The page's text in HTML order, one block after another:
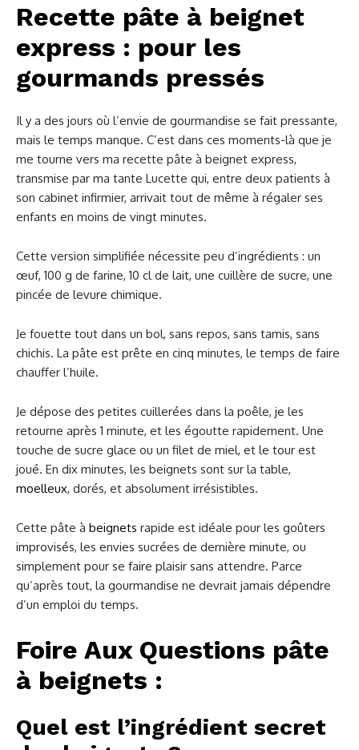
Recette pâte à beignet
express : pour les
gourmands pressés
Il y a des jours où l’envie de gourmandise se fait pressante,
mais le temps manque. C’est dans ces moments-là que je
me tourne vers ma recette pâte à beignet express,
transmise par ma tante Lucette qui, entre deux patients à
son cabinet infirmier, arrivait tout de même à régaler ses
enfants en moins de vingt minutes.
Cette version simplifiée nécessite peu d’ingrédients : un
œuf, 100 g de farine, 10 cl de lait, une cuillère de sucre, une
pincée de levure chimique.
Je fouette tout dans un bol, sans repos, sans tamis, sans
chichis. La pâte est prête en cinq minutes, le temps de faire
chauffer l’huile.
Je dépose des petites cuillerées dans la poêle, je les
retourne après 1 minute, et les égoutte rapidement. Une
touche de sucre glace ou un filet de miel, et le tour est
joué. En dix minutes, les beignets sont sur la table,
moelleux, dorés, et absolument irrésistibles.
Cette pâte à beignets rapide est idéale pour les goûters
improvisés, les envies sucrées de dernière minute, ou
simplement pour se faire plaisir sans attendre. Parce
qu’après tout, la gourmandise ne devrait jamais dépendre
d’un emploi du temps.
Foire Aux Questions pâte
à beignets :
Quel est l’ingrédient secret